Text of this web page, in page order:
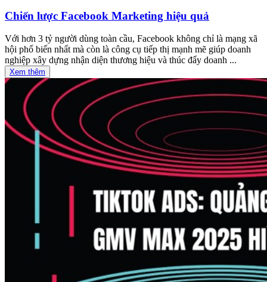
Chiến lược Facebook Marketing hiệu quả
Với hơn 3 tỷ người dùng toàn cầu, Facebook không chỉ là mạng xã
hội phổ biến nhất mà còn là công cụ tiếp thị mạnh mẽ giúp doanh
nghiệp xây dựng nhận diện thương hiệu và thúc đẩy doanh ...
Xem thêm